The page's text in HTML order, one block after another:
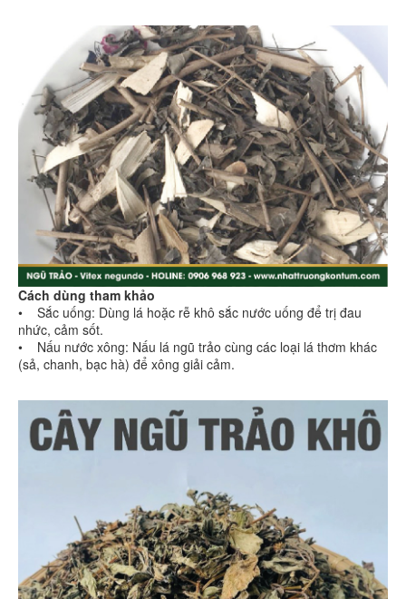
Cách dùng tham khảo
• Sắc uống: Dùng lá hoặc rễ khô sắc nước uống để trị đau
nhức, cảm sốt.
• Nấu nước xông: Nấu lá ngũ trảo cùng các loại lá thơm khác
(sả, chanh, bạc hà) để xông giải cảm.